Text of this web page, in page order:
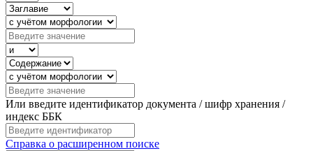
Или введите идентификатор документа / шифр хранения /
индекс ББК
Справка о расширенном поиске